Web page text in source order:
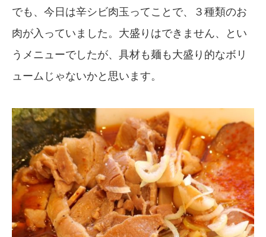
でも、今日は辛シビ肉玉ってことで、３種類のお
肉が入っていました。大盛りはできません、とい
うメニューでしたが、具材も麺も大盛り的なボリ
ュームじゃないかと思います。